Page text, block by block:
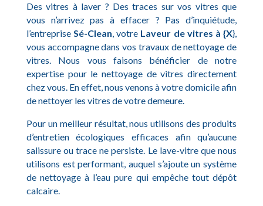
Des vitres à laver ? Des traces sur vos vitres que
vous n’arrivez pas à effacer ? Pas d’inquiétude,
l’entrepriseSé-Clean, votre Laveur de vitres à {X},
vous accompagne dans vos travaux de nettoyage de
vitres. Nous vous faisons bénéficier de notre
expertise pour le nettoyage de vitres directement
chez vous. En effet, nous venons à votre domicile afin
de nettoyer les vitres de votre demeure.
Pour un meilleur résultat, nous utilisons des produits
d’entretien écologiques efficaces afin qu’aucune
salissure ou trace ne persiste. Le lave-vitre que nous
utilisons est performant, auquel s’ajoute un système
de nettoyage à l’eau pure qui empêche tout dépôt
calcaire.